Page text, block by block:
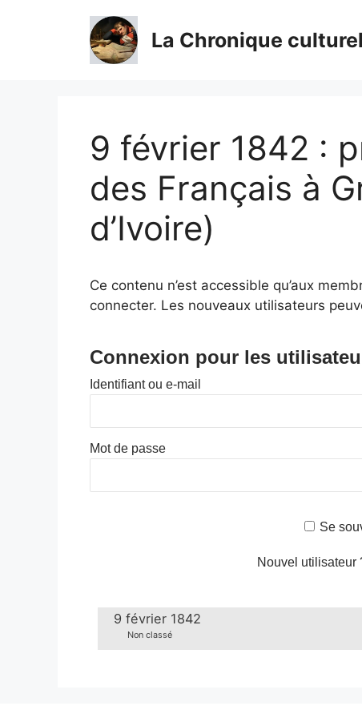
La Chronique
9 février 1842 :
des Français à
d’Ivoire)
Ce contenu n’est accessible qu’aux
connecter. Les nouveaux utilisateurs
Connexion pour les
Identifiant ou e-mail
Mot de passe
Se
Nouvel utilisateur
9 février 1842
Non classé